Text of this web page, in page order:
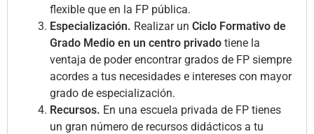
flexible que en la FP pública.
Especialización. Realizar un Ciclo Formativo de
Grado Medio en un centro privado tiene la
ventaja de poder encontrar grados de FP siempre
acordes a tus necesidades e intereses con mayor
grado de especialización.
Recursos. En una escuela privada de FP tienes
un gran número de recursos didácticos a tu